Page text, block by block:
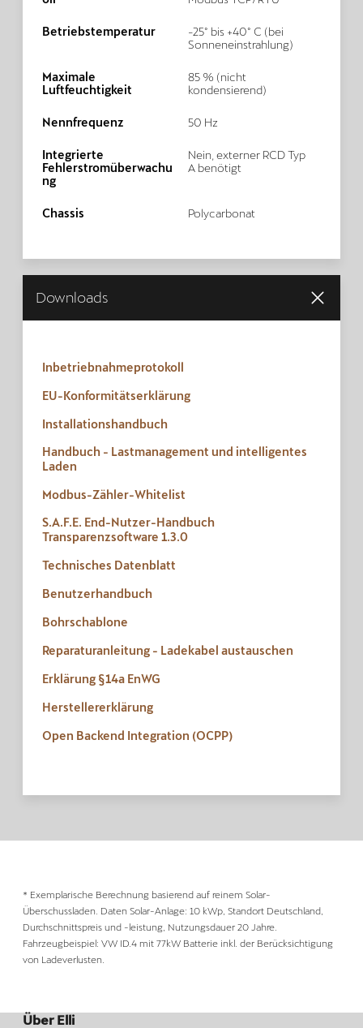
Betriebstemperatur
-25° bis +40° C (bei
Sonneneinstrahlung)
Maximale
Luftfeuchtigkeit
85 % (nicht
kondensierend)
Nennfrequenz 50 Hz
Integrierte
Fehlerstromüberwachu
ng
Nein, externer RCD Typ
A benötigt
Chassis Polycarbonat
Downloads
Inbetriebnahmeprotokoll
EU-Konformitätserklärung
Installationshandbuch
Handbuch - Lastmanagement und intelligentes
Laden
Modbus-Zähler-Whitelist
S.A.F.E. End-Nutzer-Handbuch
Transparenzsoftware 1.3.0
Technisches Datenblatt
Benutzerhandbuch
Bohrschablone
Reparaturanleitung - Ladekabel austauschen
Erklärung §14a EnWG
Herstellererklärung
Open Backend Integration (OCPP)
* Exemplarische Berechnung basierend auf reinem Solar-
Überschussladen. Daten Solar-Anlage: 10 kWp, Standort Deutschland,
Durchschnittspreis und -leistung, Nutzungsdauer 20 Jahre.
Fahrzeugbeispiel: VW ID.4 mit 77kW Batterie inkl. der Berücksichtigung
von Ladeverlusten.
Über Elli